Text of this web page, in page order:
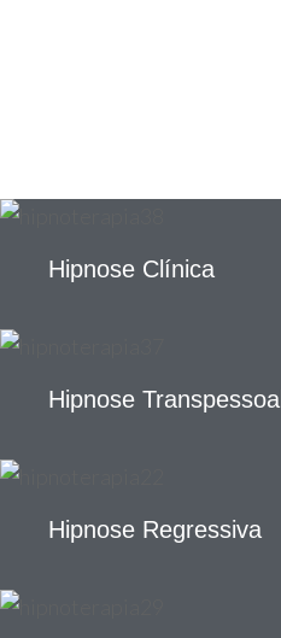
Hipnose Clínica
Hipnose Transpessoal
Hipnose Regressiva